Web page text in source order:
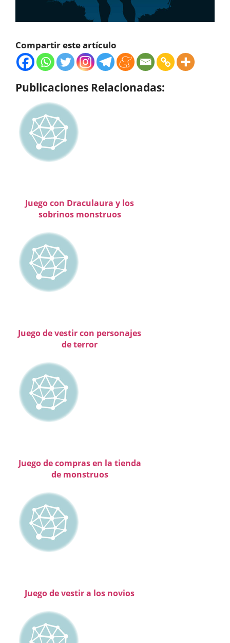
Compartir este artículo
Publicaciones Relacionadas:
Juego con Draculaura y los
sobrinos monstruos
Juego de vestir con personajes
de terror
Juego de compras en la tienda
de monstruos
Juego de vestir a los novios